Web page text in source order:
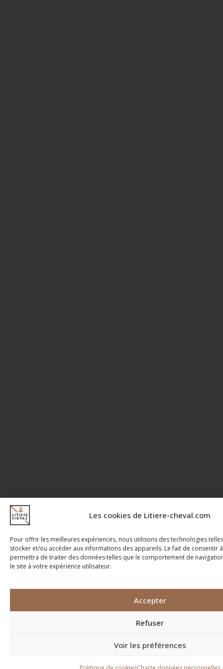
Les cookies de Litiere-cheval.com
Pour offrir les meilleures expériences, nous utilisons des technologies
stocker et/ou accéder aux informations des appareils. Le fait de consentir
permettra de traiter des données telles que le comportement de
le site à votre expérience utilisateur.
Accepter
Refuser
Voir les préférences